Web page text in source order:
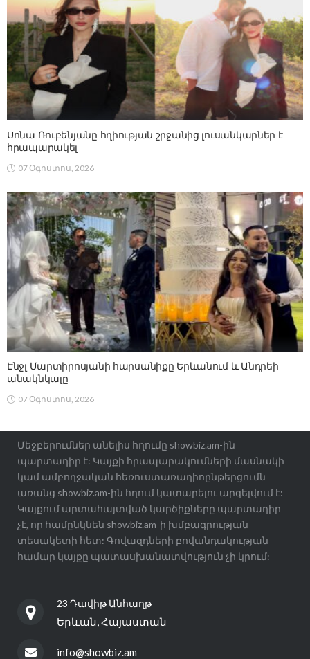
Սոնա Ռուբենյանը հղիության շրջանից լուսանկարներ է
հրապարակել
07 Օգոստոս, 2026
Էնջլ Մարտիրոսյանի հարսանիքը Երևանում և Անդրեի
անակնկալը
07 Օգոստոս, 2026
Մեջբերումներ անելիս հղումը showbiz.am-ին
պարտադիր է: Կայքի հրապարակումների մասնակի
կամ ամբողջական հեռուստառադիոընթերցումն
առանց showbiz.am-ին հղում կատարելու արգելվում է:
Կայքում արտահայտված կարծիքները պարտադիր
չէ, որ համընկնեն showbiz.am-ի խմբագրության
տեսակետի հետ: Գովազդների բովանդակության
համար կայքը պատասխանատվություն չի կրում:
23 Դավիթ Անհաղթ
Երևան, Հայաստան
info@showbiz.am